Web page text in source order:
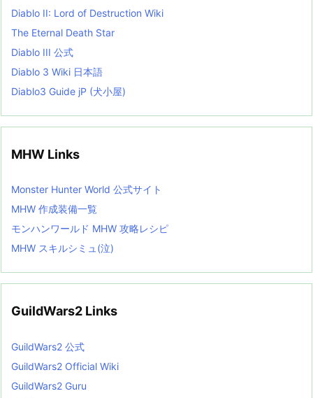
Diablo II: Lord of Destruction Wiki
The Eternal Death Star
Diablo III 公式
Diablo 3 Wiki 日本語
Diablo3 Guide jP (犬小屋)
MHW Links
Monster Hunter World 公式サイト
MHW 作成装備一覧
モンハンワールド MHW 攻略レシピ
MHW スキルシミュ(泣)
GuildWars2 Links
GuildWars2 公式
GuildWars2 Official Wiki
GuildWars2 Guru